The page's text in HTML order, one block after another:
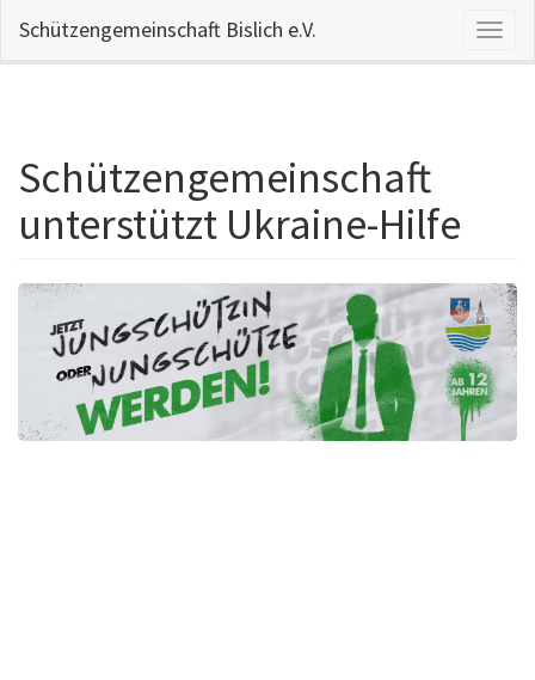
Direkt
zum
Inhalt
Schützengemeinschaft Bislich e.V.
Schützengemeinschaft
unterstützt Ukraine-Hilfe